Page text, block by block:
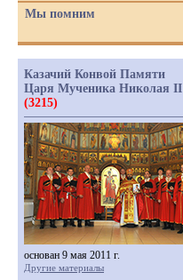
Мы помним
Казачий Конвой Памяти
Царя Мученика Николая II
(3215)
основан 9 мая 2011 г.
Другие материалы